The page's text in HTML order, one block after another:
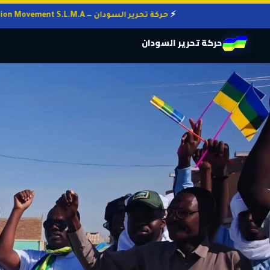
حركة تحرير السودان — Sudan Liberation Movement S.L.M.A
حركة تحرير السودان